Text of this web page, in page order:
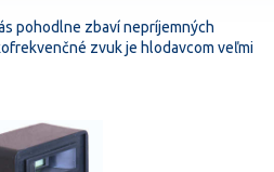
pohodlne zbaví nepríjemných
zvuk je hlodavcom veľmi